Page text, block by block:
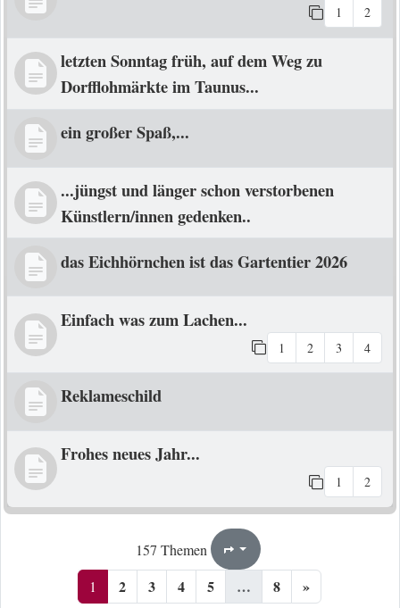
1 2
letzten Sonntag früh, auf dem Weg zu
Dorfflohmärkte im Taunus...
ein großer Spaß,...
...jüngst und länger schon verstorbenen
Künstlern/innen gedenken..
das Eichhörnchen ist das Gartentier 2026
Einfach was zum Lachen...
1 2 3 4
Reklameschild
Frohes neues Jahr...
1 2
157 Themen Seite1
1 2 3 4 5 … 8 »